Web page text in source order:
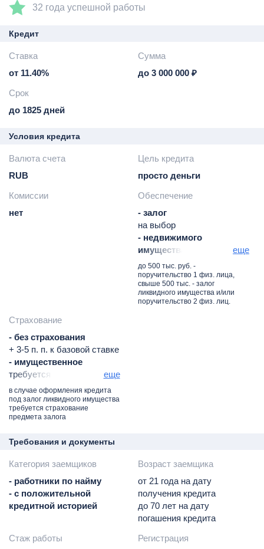
32 года успешной работы
Кредит
Ставка
от 11.40%
Сумма
до 3 000 000 ₽
Срок
до 1825 дней
Условия кредита
Валюта счета
RUB
Цель кредита
просто деньги
Комиссии
нет
Обеспечение
- залог
на выбор
- недвижимого
имущества, обязательно
- поручительство и
гарантии, как
альтернатива
на выбор
еще
до 500 тыс. руб. -
поручительство 1 физ. лица,
свыше 500 тыс. - залог
ликвидного имущества и/или
поручительство 2 физ. лиц.
Страхование
- без страхования
+ 3-5 п. п. к базовой ставке
- имущественное
требуется при залоге
имущества
- личное
базовая ставка
еще
в случае оформления кредита
под залог ликвидного имущества
требуется страхование
предмета залога
Требования и документы
Категория заемщиков
- работники по найму
- с положительной
кредитной историей
Возраст заемщика
от 21 года на дату
получения кредита
до 70 лет на дату
погашения кредита
Стаж работы
Регистрация